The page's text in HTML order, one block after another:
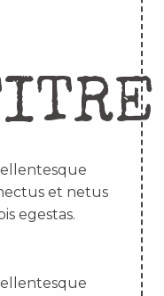
et netus
egestas.